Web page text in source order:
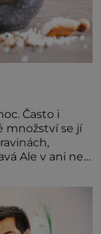
Často i
množství se jí
Ale v ani ne
– jsou